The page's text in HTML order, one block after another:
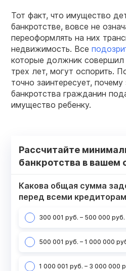
Тот факт, что имущество
банкротстве, вовсе не
переоформлять на них
недвижимость. Все
которые должник совершил
трех лет, могут оспорить.
точно заинтересует,
банкротства гражданин
имущество ребенку.
Рассчитайте
банкротства в вашем
Какова общая сумма
перед всеми
300 001 руб. – 500 000 руб.
500 001 руб. – 1 000 000
1 000 001 руб. – 3 000 000